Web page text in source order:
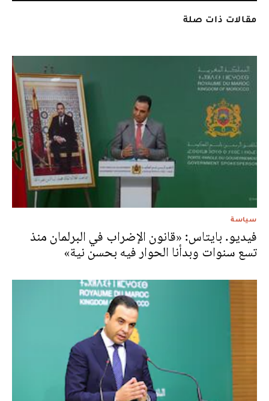
مقالات ذات صلة
سياسة
فيديو. بايتاس: «قانون الإضراب في البرلمان منذ
تسع سنوات وبدأنا الحوار فيه بحسن نية»